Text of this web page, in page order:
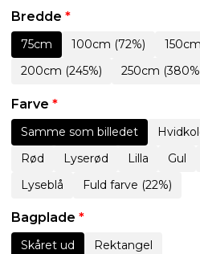
Bredde *
75cm 100cm (72%)
200cm (245%)
250cm
Farve *
Samme som billedet
Rød
Lyserød Lilla Gul
Lyseblå
Fuld farve (22%)
Bagplade *
Skåret ud Rektangel